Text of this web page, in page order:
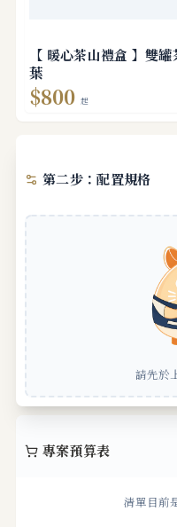
【 暖心茶山禮盒 】雙罐
葉
$800 起
第二步：配置規格
請先於
專案預算表
清單目前